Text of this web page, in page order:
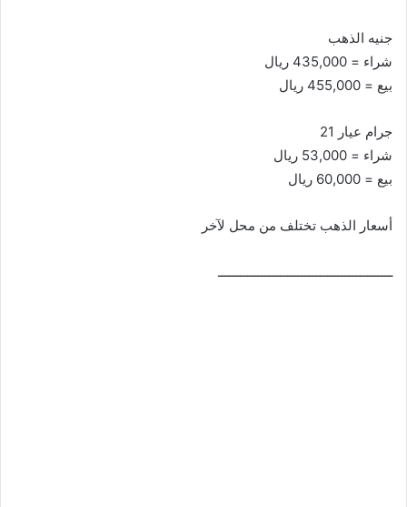
جنيه الذهب
شراء = 435,000 ريال
بيع = 455,000 ريال
جرام عيار 21
شراء = 53,000 ريال
بيع = 60,000 ريال
أسعار الذهب تختلف من محل لآخر
ــــــــــــــــــــــــــــــــــــــــــــــــ